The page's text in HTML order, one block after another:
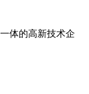
体的高新技术企